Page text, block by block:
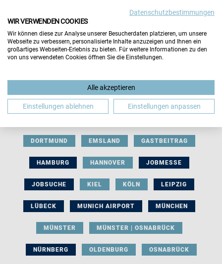
BERUFLICHE ORIENTIERUNG BEWERBUNG
DORTMUND EMSLAND GASTBEITRAG
HAMBURG HANNOVER JOBMESSE
JOBSUCHE KIEL KÖLN LEIPZIG
LÜBECK MUNICH AIRPORT MÜNCHEN
MÜNSTER MÜNSTER | OSNABRÜCK
NÜRNBERG OLDENBURG OSNABRÜCK
Datenschutzbestimmungen
WIR VERWENDEN COOKIES
Wir können diese zur Analyse unserer Besucherdaten platzieren, um unsere
Webseite zu verbessern, personalisierte Inhalte anzuzeigen und Ihnen ein
großartiges Webseiten-Erlebnis zu bieten. Für weitere Informationen zu den
von uns verwendeten Cookies öffnen Sie die Einstellungen.
Alle akzeptieren
Einstellungen ablehnen Einstellungen anpassen